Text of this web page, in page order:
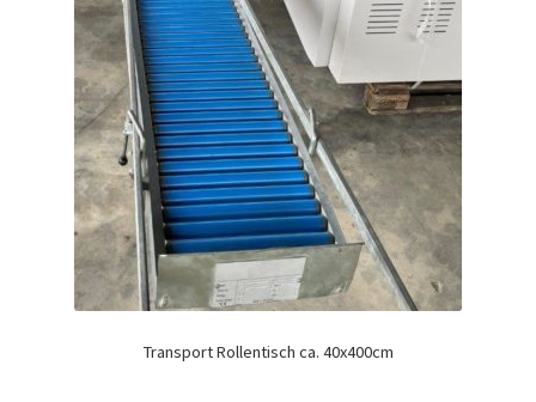
Transport Rollentisch ca. 40x400cm